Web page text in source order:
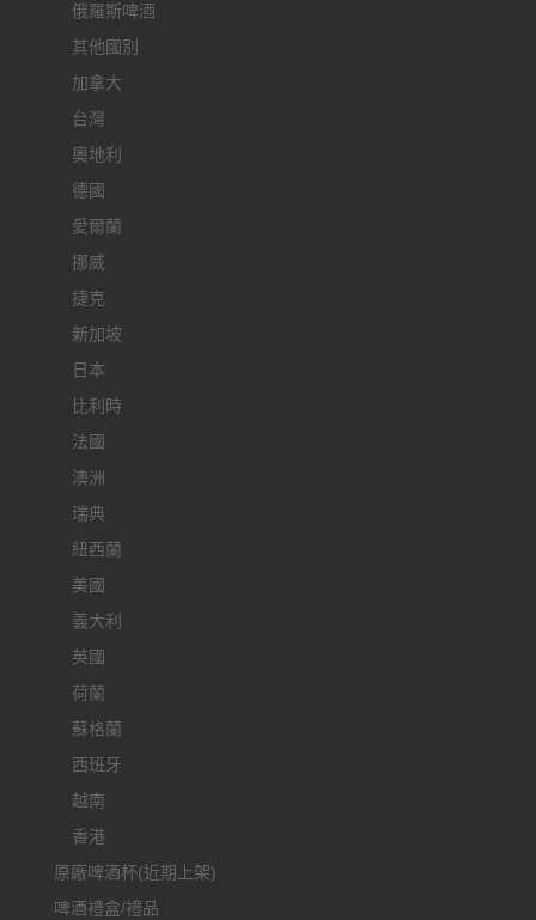
俄羅斯啤酒
其他國別
加拿大
台灣
奧地利
德國
愛爾蘭
挪威
捷克
新加坡
日本
比利時
法國
澳洲
瑞典
紐西蘭
美國
義大利
英國
荷蘭
蘇格蘭
西班牙
越南
香港
原廠啤酒杯(近期上架)
啤酒禮盒/禮品